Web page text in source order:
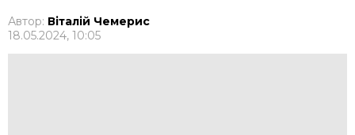
Автор: Віталій Чемерис
18.05.2024, 10:05